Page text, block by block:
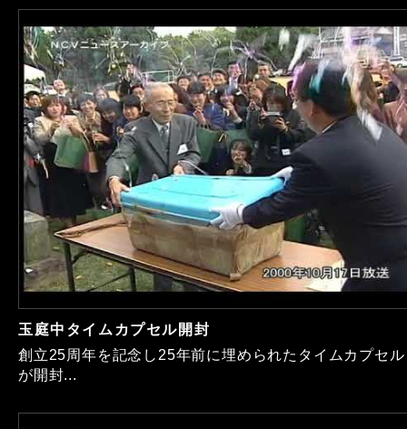
玉庭中タイムカプセル開封
創立25周年を記念し25年前に埋められたタイムカプセル
が開封...